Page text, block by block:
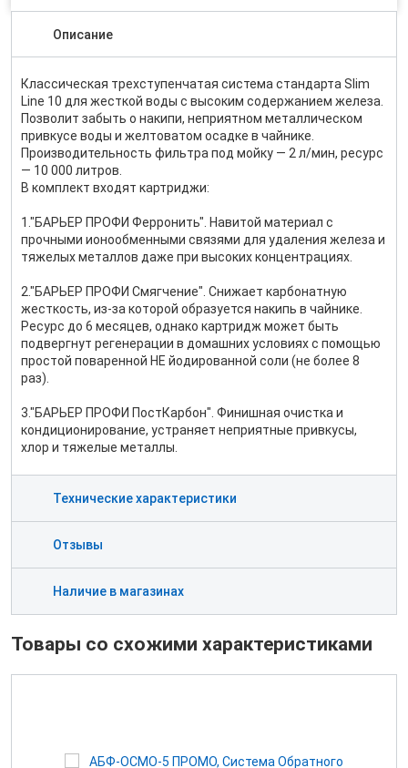
Описание
Классическая трехступенчатая система стандарта Slim
Line 10 для жесткой воды с высоким содержанием железа.
Позволит забыть о накипи, неприятном металлическом
привкусе воды и желтоватом осадке в чайнике.
Производительность фильтра под мойку — 2 л/мин, ресурс
— 10 000 литров.
В комплект входят картриджи:
1."БАРЬЕР ПРОФИ Ферронить". Навитой материал с
прочными ионообменными связями для удаления железа и
тяжелых металлов даже при высоких концентрациях.
2."БАРЬЕР ПРОФИ Смягчение". Снижает карбонатную
жесткость, из-за которой образуется накипь в чайнике.
Ресурс до 6 месяцев, однако картридж может быть
подвергнут регенерации в домашних условиях с помощью
простой поваренной НЕ йодированной соли (не более 8
раз).
3."БАРЬЕР ПРОФИ ПостКарбон". Финишная очистка и
кондиционирование, устраняет неприятные привкусы,
хлор и тяжелые металлы.
Технические характеристики
Отзывы
Наличие в магазинах
Товары со схожими характеристиками